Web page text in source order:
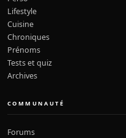
Lifestyle
Cuisine
Chroniques
Prénoms
Tests et quiz
Archives
COMMUNAUTÉ
Forums